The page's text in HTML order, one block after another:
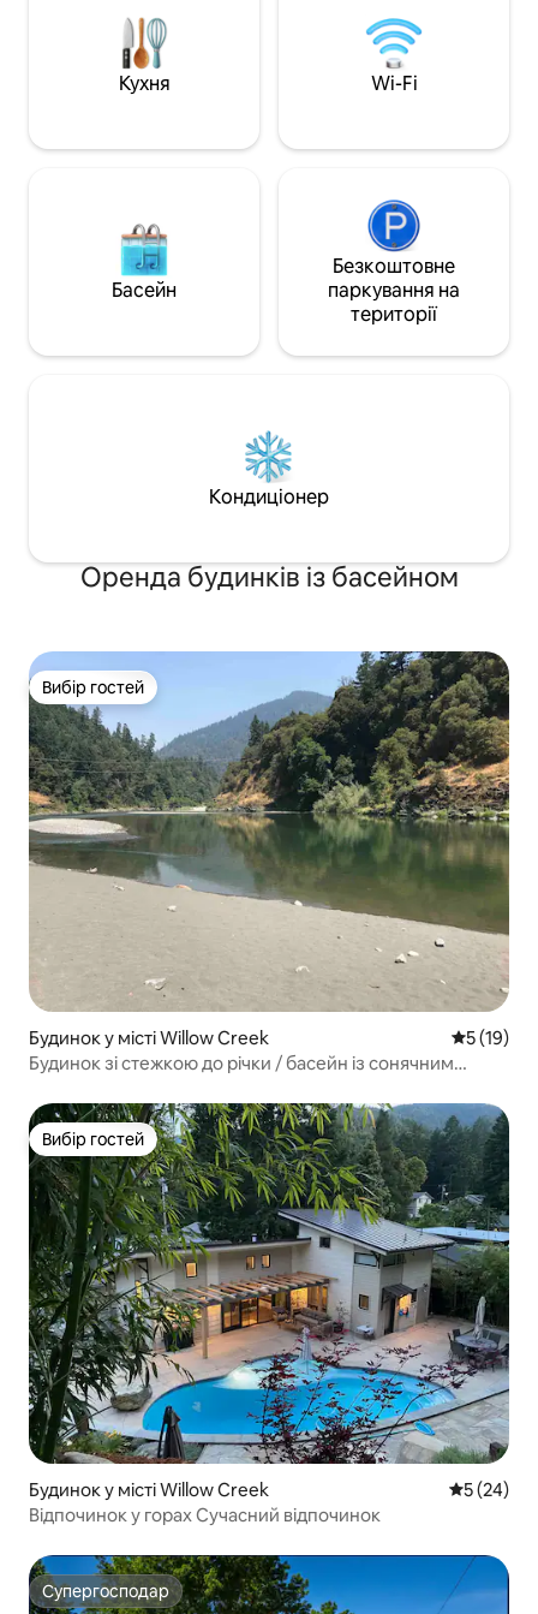
тіла, ліжком преміум-класу та
постільною білизною, повністю
укомплектованою кухнею з усіма
новими приладами, включаючи
патіо з газовим грилем для барбекю та
Арката - дуже
невелике
стильними
Кухня Wi-Fi
Басейн
Безкоштовне
паркування на
території
Кондиціонер
Оренда будинків із басейном
Вибір гостей
Вибір гостей
Будинок у місті Willow Creek Середня
5 (19)
Будинок зі стежкою до річки / басейн із сонячним
Вибір гостей
Вибір гостей
Будинок у місті Willow Creek Середня
5 (24)
Відпочинок у горах Сучасний відпочинок
Супергосподар
Супергосподар